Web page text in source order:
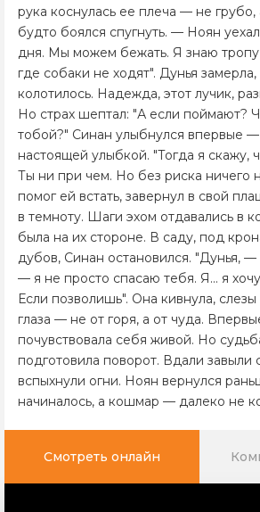
рука коснулась ее плеча — не
будто боялся спугнуть. — Ноян
дня. Мы можем бежать. Я знаю тропу
где собаки не ходят". Дунья
колотилось. Надежда, этот лучик,
Но страх шептал: "А если поймают?
тобой?" Синан улыбнулся впервые —
настоящей улыбкой. "Тогда я скажу,
Ты ни при чем. Но без риска ничего
помог ей встать, завернул в свой
в темноту. Шаги эхом отдавались в
была на их стороне. В саду, под
дубов, Синан остановился. "Дунья, —
— я не просто спасаю тебя. Я... я
Если позволишь". Она кивнула,
глаза — не от горя, а от чуда.
почувствовала себя живой. Но
подготовила поворот. Вдали завыли
вспыхнули огни. Ноян вернулся
начиналось, а кошмар — далеко не
Смотреть онлайн